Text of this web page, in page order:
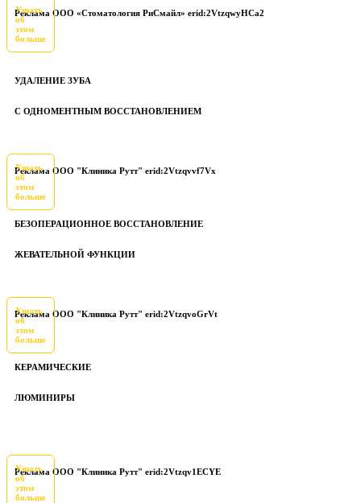
Реклама ООО «Стоматология РиСмайл» erid:2VtzqwyHCa2
Узнать
об
этом
больше
УДАЛЕНИЕ ЗУБА
С ОДНОМЕНТНЫМ ВОССТАНОВЛЕНИЕМ
Реклама ООО "Клиника Рутт" erid:2Vtzqvvf7Vx
Узнать
об
этом
больше
БЕЗОПЕРАЦИОННОЕ ВОССТАНОВЛЕНИЕ
ЖЕВАТЕЛЬНОЙ ФУНКЦИИ
Реклама ООО "Клиника Рутт" erid:2VtzqvoGrVt
Узнать
об
этом
больше
КЕРАМИЧЕСКИЕ
ЛЮМИНИРЫ
Реклама ООО "Клиника Рутт" erid:2Vtzqv1ECYE
Узнать
об
этом
больше